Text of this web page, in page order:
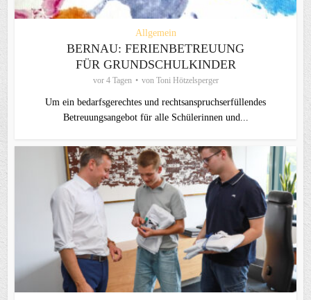
Allgemein
BERNAU: FERIENBETREUUNG
FÜR GRUNDSCHULKINDER
vor 4 Tagen von Toni Hötzelsperger
Um ein bedarfsgerechtes und rechtsanspruchserfüllendes
Betreuungsangebot für alle Schülerinnen und...